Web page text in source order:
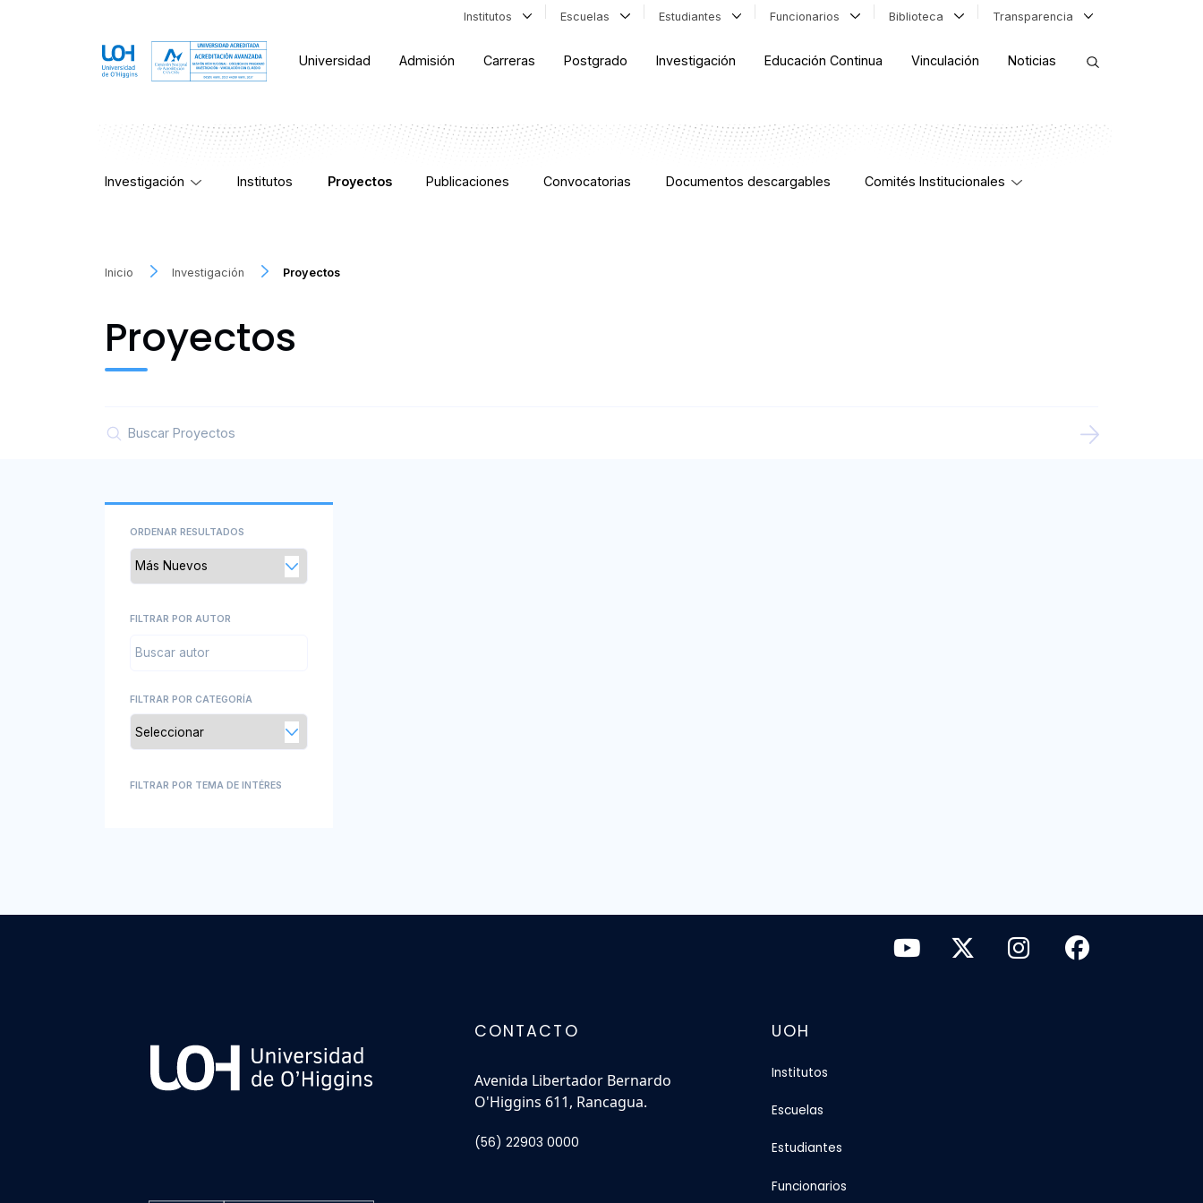
Institutos Escuelas Estudiantes Funcionarios Biblioteca Transparencia
Universidad Admisión Carreras Postgrado Investigación Educación Continua Vinculación Noticias
Investigación Institutos Proyectos Publicaciones Convocatorias Documentos descargables Comités Institucionales
Inicio Investigación Proyectos
Proyectos
ORDENAR RESULTADOS
FILTRAR POR AUTOR
FILTRAR POR CATEGORÍA
FILTRAR POR TEMA DE INTÉRES
CONTACTO
Avenida Libertador Bernardo
O'Higgins 611, Rancagua.
(56) 22903 0000
UOH
Institutos
Escuelas
Estudiantes
Funcionarios